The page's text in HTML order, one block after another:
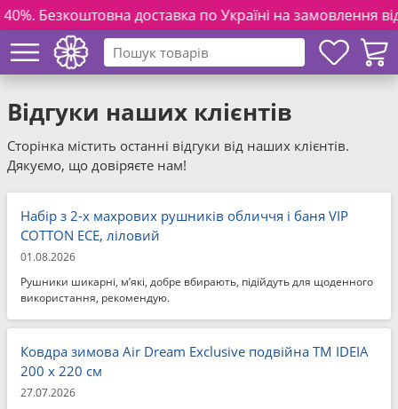
Україні на замовлення від 3000 грн. та повній
Відгуки наших клієнтів
Сторінка містить останні відгуки від наших клієнтів.
Дякуємо, що довіряєте нам!
Набір з 2-х махрових рушників обличчя і баня VIP
COTTON ECE, ліловий
01.08.2026
Рушники шикарні, м’які, добре вбирають, підійдуть для щоденного
використання, рекомендую.
Ковдра зимова Air Dream Exclusive подвійна TM IDEIA
200 x 220 см
27.07.2026